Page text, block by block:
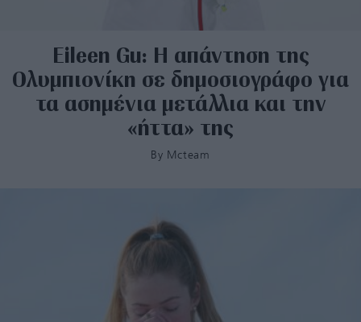
Eileen Gu: Η απάντηση της
Ολυμπιονίκη σε δημοσιογράφο για
τα ασημένια μετάλλια και την
«ήττα» της
By Mcteam